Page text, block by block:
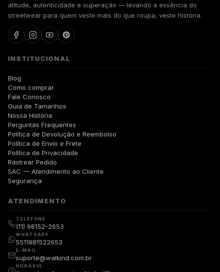
atitude, autenticidade e superação — levando a essência do
streetwear para quem veste mais do que roupa, veste história.
INSTITUCIONAL
Blog
Como comprar
Fale Conosco
Guia de Tamanhos
Nossa História
Perguntas Frequentes
Política de Devolução e Reembolso
Política de Envio e Frete
Política de Privacidade
Rastrear Pedido
SAC — Atendimento ao Cliente
Segurança
ATENDIMENTO
TELEFONE
(11) 98152-2653
WHATSAPP
5511981522653
E-MAIL
suporte@walkind.com.br
HORÁRIO